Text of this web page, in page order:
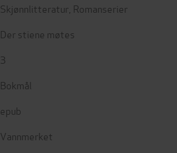
Skjønnlitteratur Romanserier
Der stiene møtes
3
Bokmål
epub
Vannmerket